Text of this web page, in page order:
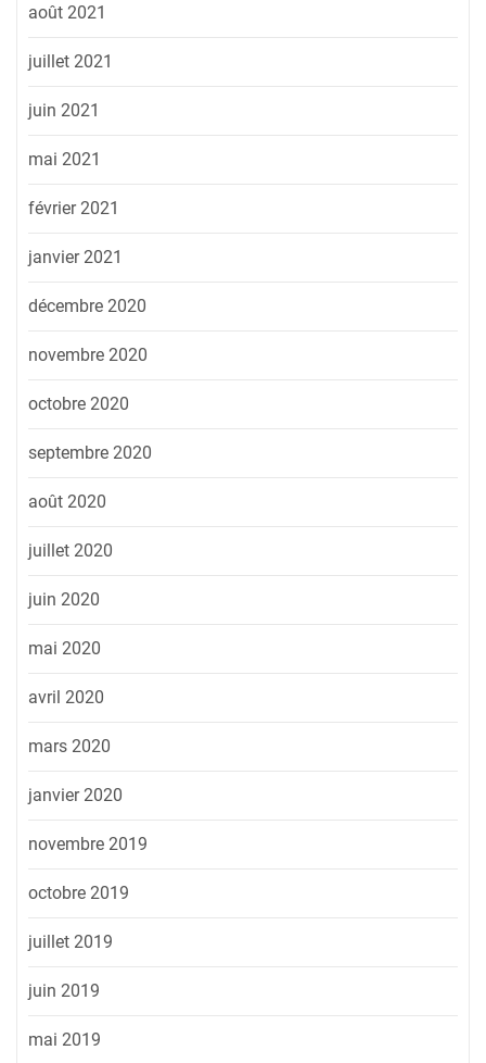
août 2021
juillet 2021
juin 2021
mai 2021
février 2021
janvier 2021
décembre 2020
novembre 2020
octobre 2020
septembre 2020
août 2020
juillet 2020
juin 2020
mai 2020
avril 2020
mars 2020
janvier 2020
novembre 2019
octobre 2019
juillet 2019
juin 2019
mai 2019